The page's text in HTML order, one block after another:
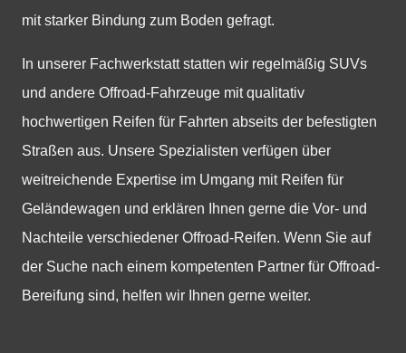
mit starker Bindung zum Boden gefragt.
In unserer Fachwerkstatt statten wir regelmäßig SUVs
und andere Offroad-Fahrzeuge mit qualitativ
hochwertigen Reifen für Fahrten abseits der befestigten
Straßen aus. Unsere Spezialisten verfügen über
weitreichende Expertise im Umgang mit Reifen für
Geländewagen und erklären Ihnen gerne die Vor- und
Nachteile verschiedener Offroad-Reifen. Wenn Sie auf
der Suche nach einem kompetenten Partner für Offroad-
Bereifung sind, helfen wir Ihnen gerne weiter.